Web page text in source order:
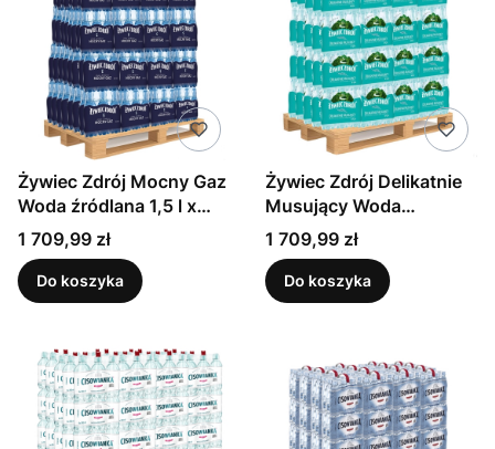
Żywiec Zdrój Mocny Gaz
Woda źródlana 1,5 l x
432 sztuk (paleta)
Cena
1 709,99 zł
Do koszyka
Żywiec Zdrój Delikatnie
Musujący Woda
źródlana 1,5 l x 432
sztuk (paleta)
Cena
1 709,99 zł
Do koszyka